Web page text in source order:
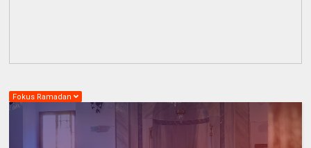
Fokus Ramadan